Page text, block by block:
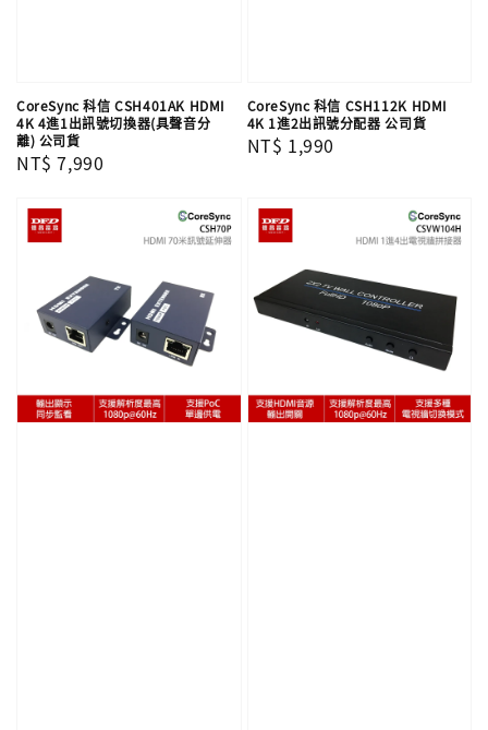
CoreSync 科信 CSH401AK HDMI
4K 4進1出訊號切換器(具聲音分
離) 公司貨
Regular
NT$ 7,990
CoreSync 科信 CSH112K HDMI
4K 1進2出訊號分配器 公司貨
Regular
NT$ 1,990